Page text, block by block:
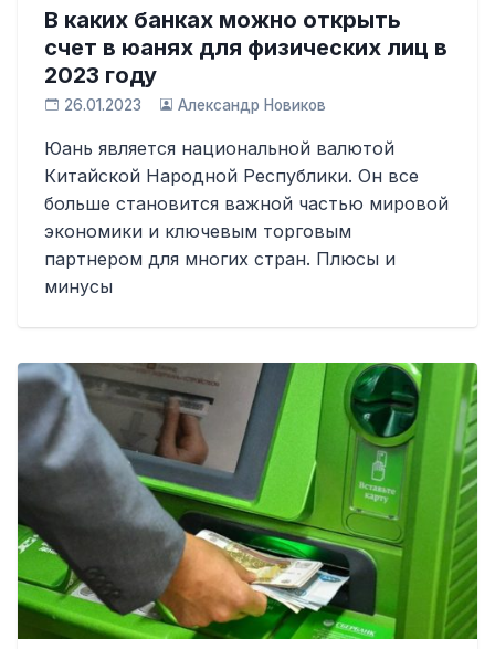
В каких банках можно открыть
счет в юанях для физических лиц в
2023 году
26.01.2023 Александр Новиков
Юань является национальной валютой
Китайской Народной Республики. Он все
больше становится важной частью мировой
экономики и ключевым торговым
партнером для многих стран. Плюсы и
минусы